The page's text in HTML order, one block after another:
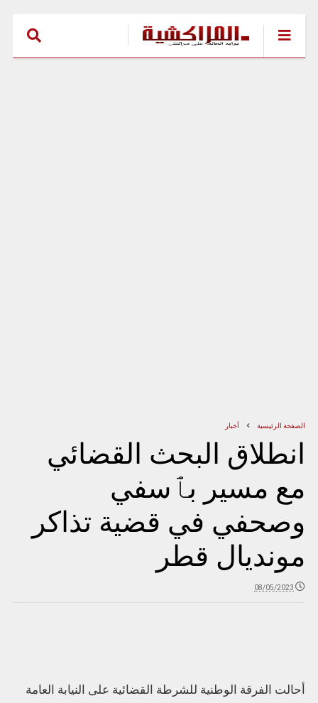
الصفحة الرئيسية أخبار
انطلاق البحث القضائي
مع مسير بٱسفي
وصحفي في قضية تذاكر
مونديال قطر
08/05/2023
أحالت الفرقة الوطنية للشرطة القضائية على النيابة العامة